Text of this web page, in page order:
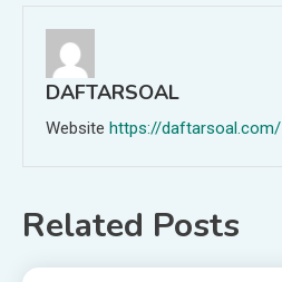
DAFTARSOAL
Website https://daftarsoal.com/
Related Posts